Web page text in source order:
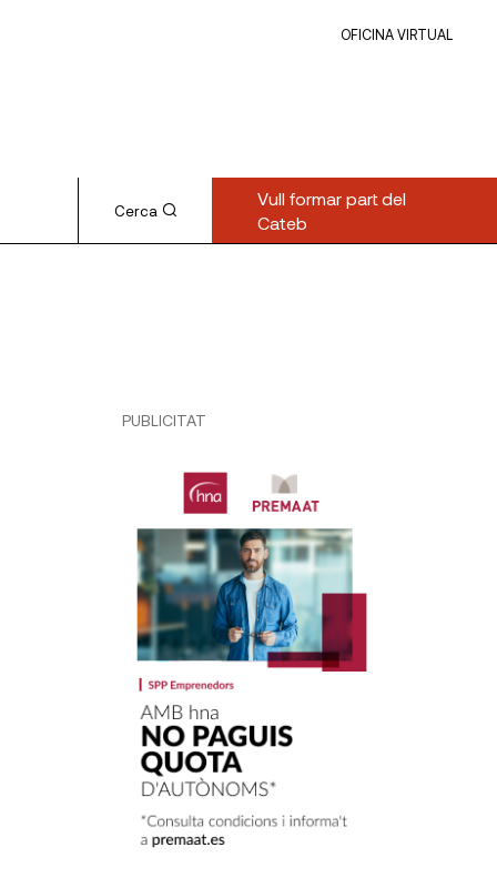
OFICINA VIRTUAL
Cerca
Vull formar part del
Cateb
PUBLICITAT